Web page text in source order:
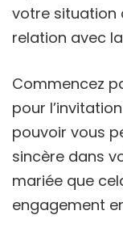
votre situation
relation avec
Commencez
pour
pouvoir vous
sincère dans
mariée que
engagement